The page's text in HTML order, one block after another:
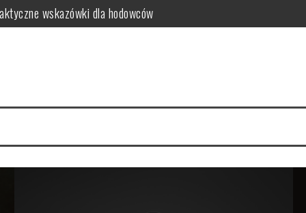
wskazówki dla hodowców
wnętrzu bez obciążania budżetu?